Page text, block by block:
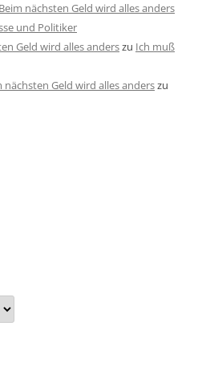
nächsten Geld wird alles anders
und Politiker
Geld wird alles anderszu Ich muß
Geld wird alles anderszu